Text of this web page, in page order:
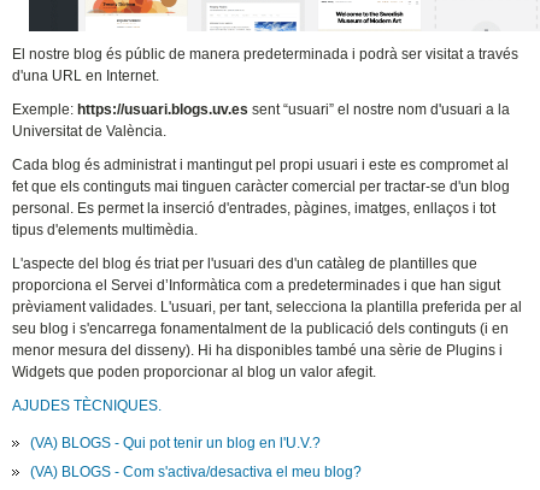
El nostre blog és públic de manera predeterminada i podrà ser visitat a través
d'una URL en Internet.
Exemple:https://usuari.blogs.uv.es sent “usuari” el nostre nom d'usuari a la
Universitat de València.
Cada blog és administrat i mantingut pel propi usuari i este es compromet al
fet que els continguts mai tinguen caràcter comercial per tractar-se d'un blog
personal. Es permet la inserció d'entrades, pàgines, imatges, enllaços i tot
tipus d'elements multimèdia.
L'aspecte del blog és triat per l'usuari des d'un catàleg de plantilles que
proporciona el Servei d’Informàtica com a predeterminades i que han sigut
prèviament validades. L'usuari, per tant, selecciona la plantilla preferida per al
seu blog i s'encarrega fonamentalment de la publicació dels continguts (i en
menor mesura del disseny). Hi ha disponibles també una sèrie de Plugins i
Widgets que poden proporcionar al blog un valor afegit.
AJUDES TÈCNIQUES.
(VA) BLOGS - Qui pot tenir un blog en l'U.V.?
(VA) BLOGS - Com s'activa/desactiva el meu blog?